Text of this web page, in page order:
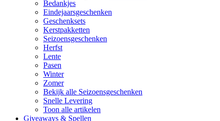
Bedankjes
Eindejaarsgeschenken
Geschenksets
Kerstpakketten
Seizoensgeschenken
Herfst
Lente
Pasen
Winter
Zomer
Bekijk alle Seizoensgeschenken
Snelle Levering
Toon alle artikelen
Giveaways & Spellen